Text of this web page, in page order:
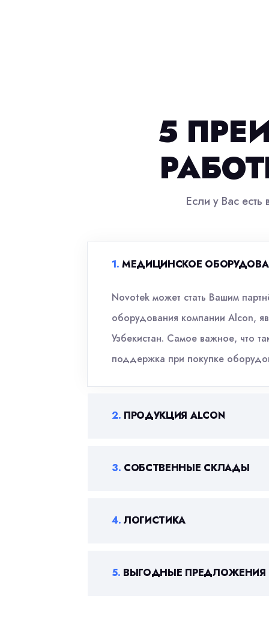
5
Если у Вас
. МЕДИЦИНСКОЕ
Novotek может стать Вашим
оборудования компании Alcon,
Узбекистан. Самое важное, что
поддержка при покупке
. ПРОДУКЦИЯ ALCON
. СОБСТВЕННЫЕ СКЛАДЫ
. ЛОГИСТИКА
. ВЫГОДНЫЕ ПРЕДЛОЖЕНИЯ